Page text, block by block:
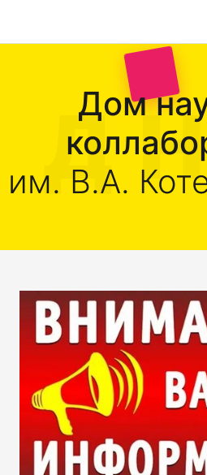
Дом
им. В.А.